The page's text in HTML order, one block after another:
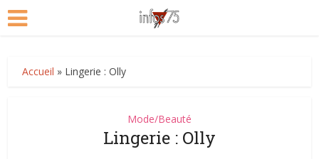
Accueil » Lingerie : Olly
Mode/Beauté
Lingerie : Olly